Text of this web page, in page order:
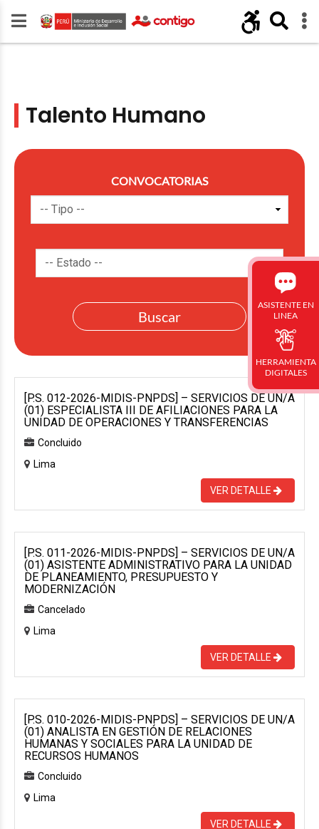
Talento Humano
CONVOCATORIAS
[P.S. 012-2026-MIDIS-PNPDS] – SERVICIOS DE UN/A
(01) ESPECIALISTA III DE AFILIACIONES PARA LA
UNIDAD DE OPERACIONES Y TRANSFERENCIAS
Concluido
Lima
VER DETALLE
[P.S. 011-2026-MIDIS-PNPDS] – SERVICIOS DE UN/A
(01) ASISTENTE ADMINISTRATIVO PARA LA UNIDAD
DE PLANEAMIENTO, PRESUPUESTO Y
MODERNIZACIÓN
Cancelado
Lima
VER DETALLE
[P.S. 010-2026-MIDIS-PNPDS] – SERVICIOS DE UN/A
(01) ANALISTA EN GESTIÓN DE RELACIONES
HUMANAS Y SOCIALES PARA LA UNIDAD DE
RECURSOS HUMANOS
Concluido
Lima
VER DETALLE
ASISTENTE EN
LINEA
HERRAMIENTA
DIGITALES